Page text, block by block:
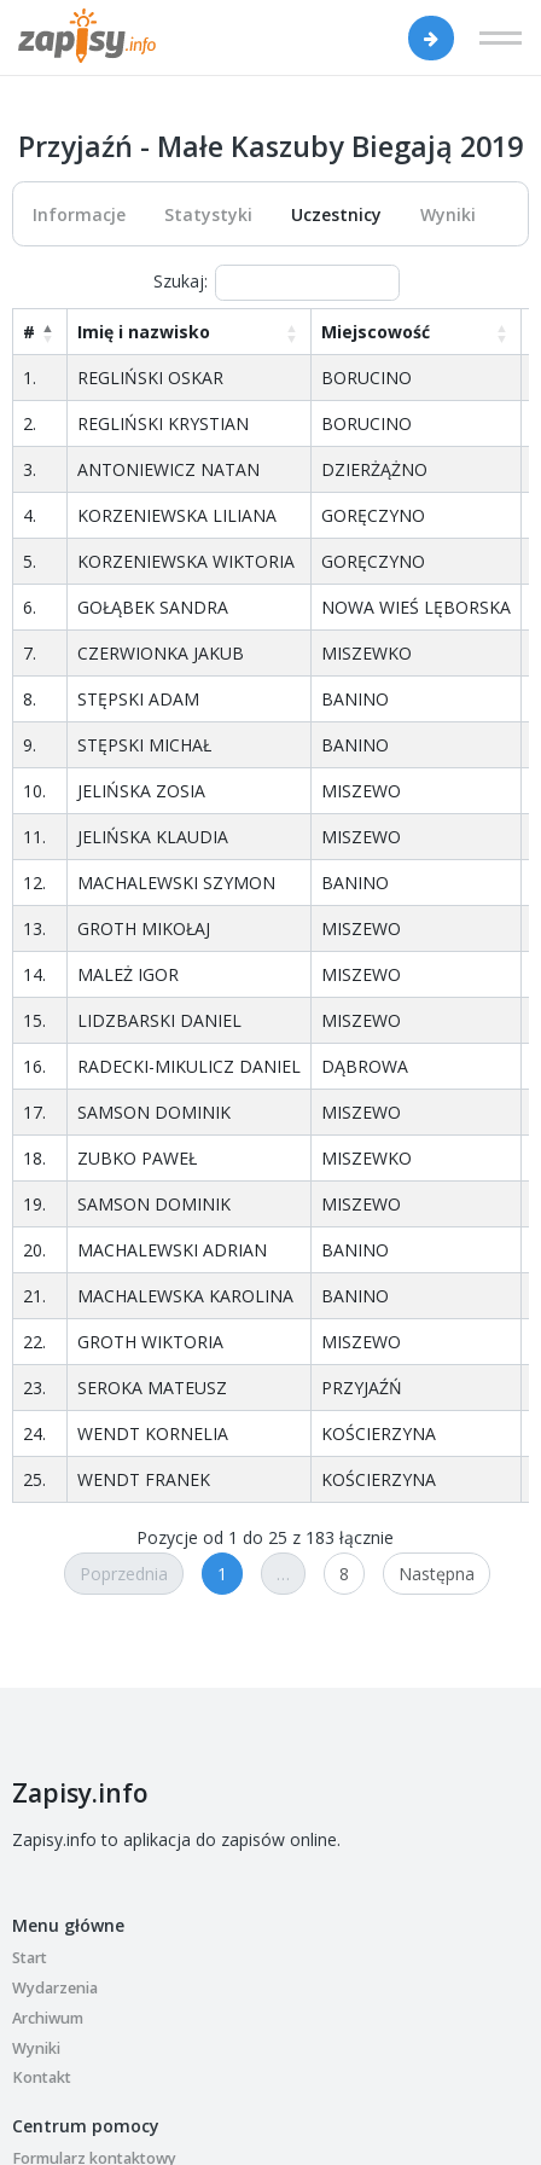
Przyjaźń - Małe Kaszuby Biegają 2019
Informacje Statystyki Uczestnicy Wyniki
Szukaj:
# Imię i nazwisko Miejscowość
1.
REGLIŃSKI OSKAR BORUCINO
2.
REGLIŃSKI KRYSTIAN BORUCINO
3.
ANTONIEWICZ NATAN DZIERŻĄŻNO
4.
KORZENIEWSKA LILIANA GORĘCZYNO
5.
KORZENIEWSKA WIKTORIA GORĘCZYNO
6.
GOŁĄBEK SANDRA NOWA WIEŚ LĘBORSKA
7.
CZERWIONKA JAKUB MISZEWKO
8.
STĘPSKI ADAM BANINO
9.
STĘPSKI MICHAŁ BANINO
10.
JELIŃSKA ZOSIA MISZEWO
11.
JELIŃSKA KLAUDIA MISZEWO
12.
MACHALEWSKI SZYMON BANINO
13.
GROTH MIKOŁAJ MISZEWO
14.
MALEŻ IGOR MISZEWO
15.
LIDZBARSKI DANIEL MISZEWO
16.
RADECKI-MIKULICZ DANIEL DĄBROWA
17.
SAMSON DOMINIK MISZEWO
18.
ZUBKO PAWEŁ MISZEWKO
19.
SAMSON DOMINIK MISZEWO
20.
MACHALEWSKI ADRIAN BANINO
21.
MACHALEWSKA KAROLINA BANINO
22.
GROTH WIKTORIA MISZEWO
23.
SEROKA MATEUSZ PRZYJAŹŃ
24.
WENDT KORNELIA KOŚCIERZYNA
25.
WENDT FRANEK KOŚCIERZYNA
Pozycje od 1 do 25 z 183 łącznie
Poprzednia
1 … 8 Następna
Zapisy.info
Zapisy.info to aplikacja do zapisów online.
Menu główne
Start
Wydarzenia
Archiwum
Wyniki
Kontakt
Centrum pomocy
Formularz kontaktowy